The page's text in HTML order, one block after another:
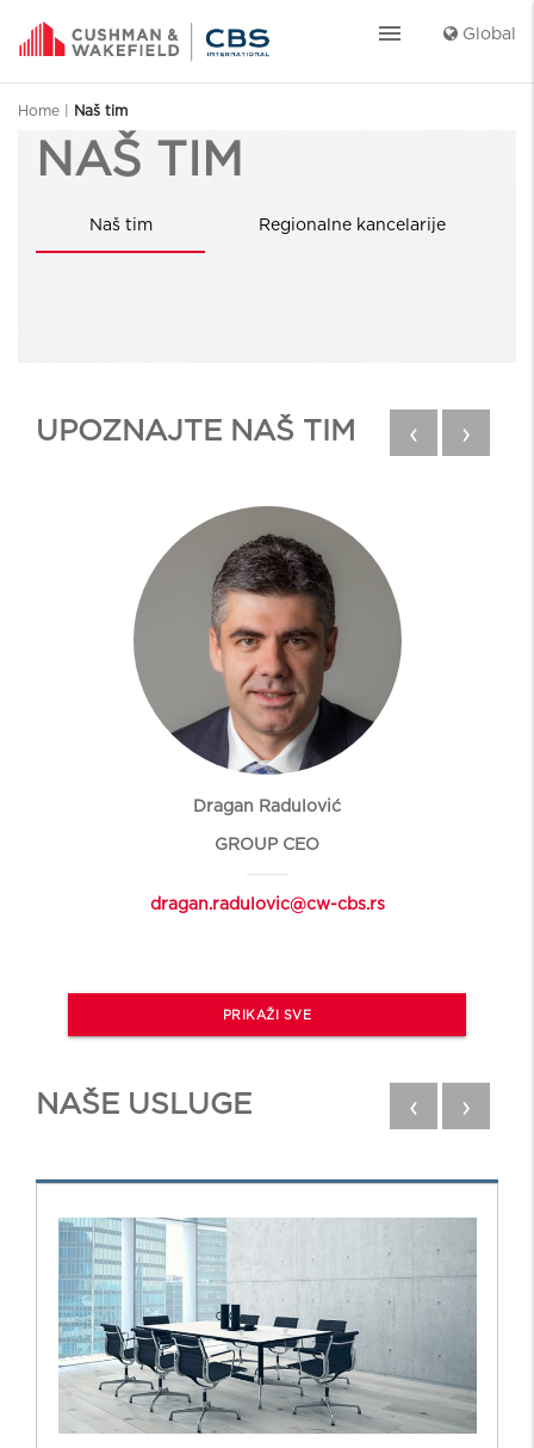
menu Global
Home Naš tim
NAŠ TIM
Naš tim Regionalne kancelarije
UPOZNAJTE NAŠ TIM ‹ ›
Dragan Radulović
GROUP CEO
dragan.radulovic@cw-cbs.rs
PRIKAŽI SVE
NAŠE USLUGE ‹ ›